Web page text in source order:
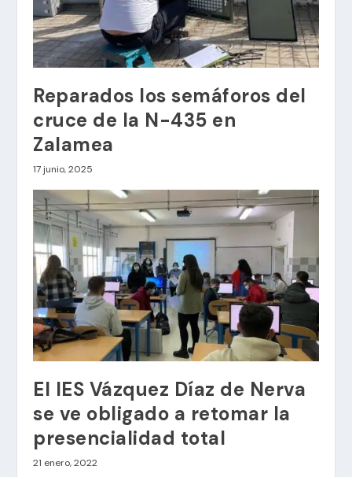
Reparados los semáforos del
cruce de la N-435 en
Zalamea
17 junio, 2025
El IES Vázquez Díaz de Nerva
se ve obligado a retomar la
presencialidad total
21 enero, 2022